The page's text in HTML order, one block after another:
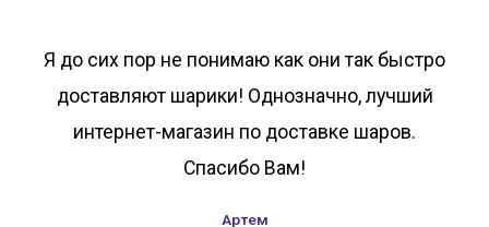
Я до сих пор не понимаю как они так быстро
доставляют шарики! Однозначно, лучший
интернет-магазин по доставке шаров.
Спасибо Вам!
Артем